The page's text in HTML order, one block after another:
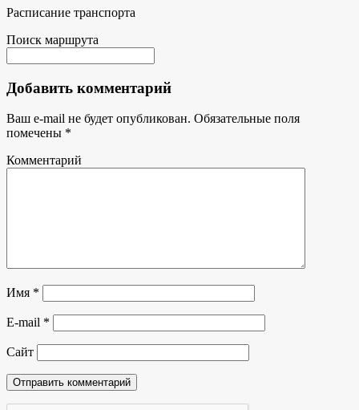
Расписание транспорта
Поиск маршрута
Добавить комментарий
Ваш e-mail не будет опубликован. Обязательные поля
помечены *
Комментарий
Имя *
E-mail *
Сайт